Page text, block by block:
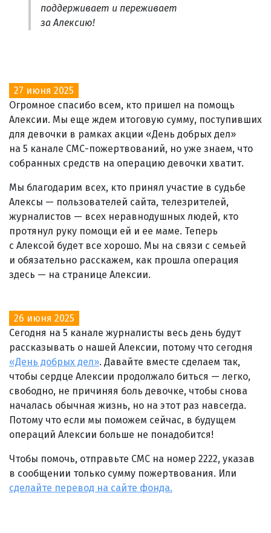
поддерживает и переживает
за Алексию!
27 июня 2025
Огромное спасибо всем, кто пришел на помощь
Алексии. Мы еще ждем итоговую сумму, поступивших
для девочки в рамках акции «День добрых дел»
на 5 канале СМС-пожертвований, но уже знаем, что
собранных средств на операцию девочки хватит.
Мы благодарим всех, кто принял участие в судьбе
Алексы — пользователей сайта, телезрителей,
журналистов — всех неравнодушных людей, кто
протянул руку помощи ей и ее маме. Теперь
с Алексой будет все хорошо. Мы на связи с семьей
и обязательно расскажем, как прошла операция
здесь — на странице Алексии.
26 июня 2025
Сегодня на 5 канале журналисты весь день будут
рассказывать о нашей Алексии, потому что сегодня
«День добрых дел». Давайте вместе сделаем так,
чтобы сердце Алексии продолжало биться — легко,
свободно, не причиняя боль девочке, чтобы снова
началась обычная жизнь, но на этот раз навсегда.
Потому что если мы поможем сейчас, в будущем
операций Алексии больше не понадобится!
Чтобы помочь, отправьте СМС на номер 2222, указав
в сообщении только сумму пожертвования. Или
сделайте перевод на сайте фонда.